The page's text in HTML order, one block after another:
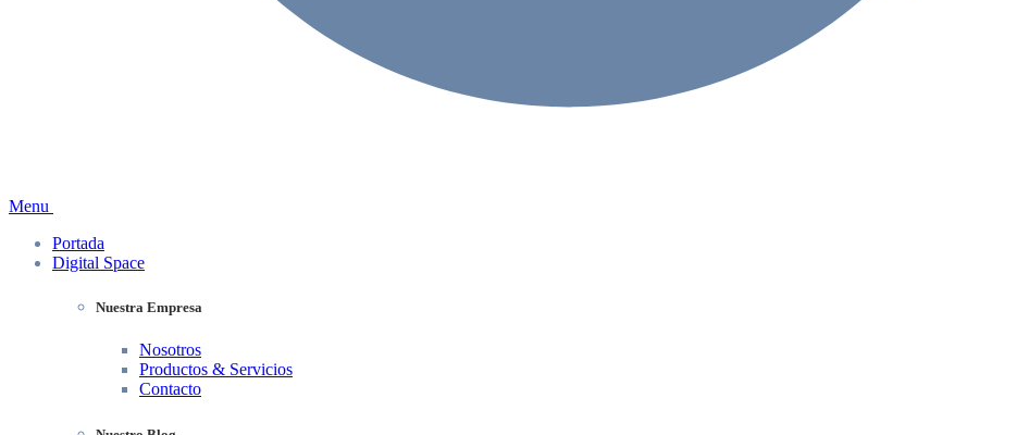
Menu
Portada
Digital Space
Nuestra Empresa
Nosotros
Productos & Servicios
Contacto